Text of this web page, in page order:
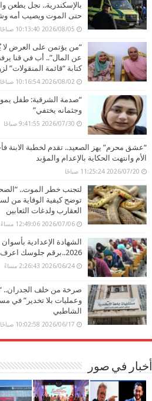
بالإسكندرية.. نجل يطعن
حتى الموت ويصيب أمه
2026/08/05 10:13:40 صباحًا
“من يؤتمن على العرض لا
عن المال”.. أب في قنا
كتابة “قائمة المنقولات”
2026/08/02 10:16:54 صباحًا
“صدمة الشرقية: طفل
وجثمانه يختفي”
2026/07/30 9:41:55 صباحًا
“عشق محرم” يهز الصعيد.. تقدم لخطبة الابنة
الأم وانتهت الحكاية بالإعدام والمؤبد
2026/07/20 11:25:24 صباحًا
لتجنب خطر الموت..
توضح كيفية الوقاية من
العقارب ولدغات الثعابين
2026/07/06 12:49:06 مساءً
الشهادة الإعدادية بأسوان
2026..برقم جلوسك اعرف نتيجتك
2026/06/24 2:26:43 مساءً
صرخة من خلف الجدران..
وعمليات بلا تخدير” في
الشاطبي
2026/06/17 10:02:58 صباحًا
أخبار في صور